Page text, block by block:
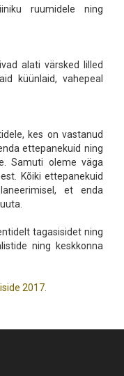
ruumidele ning
alati värsked lilled
küünlaid, vahepeal
kes on vastanud
ettepanekuid ning
Samuti oleme väga
Kõiki ettepanekuid
et enda
tagasisidet ning
ning keskkonna
2017.